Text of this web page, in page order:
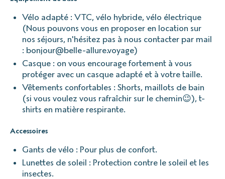
Vélo adapté : VTC, vélo hybride, vélo électrique
(Nous pouvons vous en proposer en location sur
nos séjours, n'hésitez pas à nous contacter par mail
: bonjour@belle-allure.voyage)
Casque : on vous encourage fortement à vous
protéger avec un casque adapté et à votre taille.
Vêtements confortables : Shorts, maillots de bain
(si vous voulez vous rafraîchir sur le chemin😉), t-
shirts en matière respirante.
Accessoires
Gants de vélo : Pour plus de confort.
Lunettes de soleil : Protection contre le soleil et les
insectes.